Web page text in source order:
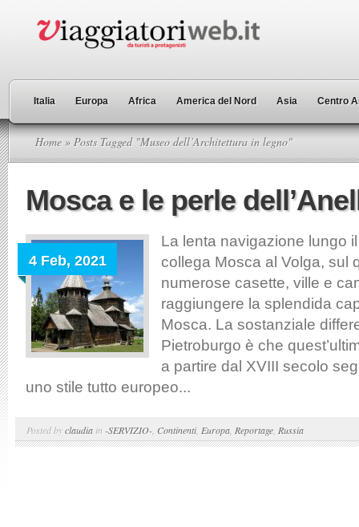
Italia Europa Africa America del Nord Asia Centro
Home » Posts Tagged "Museo dell’Architettura in legno"
Mosca e le perle
4 Feb, 2021
La lenta navigazione lungo
collega Mosca al Volga, sul
numerose casette, ville e
raggiungere la splendida
Mosca. La sostanziale
Pietroburgo è che
a partire dal XVIII secolo
uno stile tutto europeo...
Posted byclaudia in -SERVIZIO- Continenti, Europa Reportage Russia